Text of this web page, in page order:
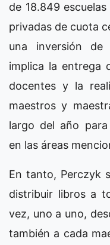
de 18.849
privadas de cuota
una inversión de
implica la entrega
docentes y la
maestros y
largo del año
en las áreas
En tanto, Perczyk
distribuir libros a
vez, uno a uno,
también a cada